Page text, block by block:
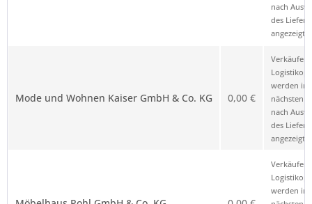
nach
des
angezeigt.
Mode und Wohnen Kaiser GmbH & Co. KG 0,00 €
Verkäufer
werden im
nächsten
nach
des
angezeigt.
Verkäufer
werden im